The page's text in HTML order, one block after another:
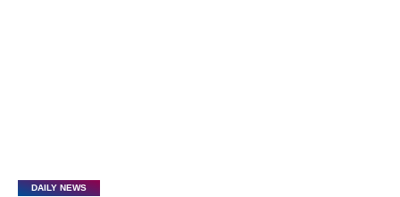
DAILY NEWS